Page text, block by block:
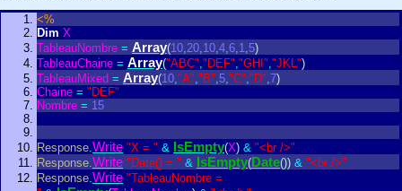
<%
Dim X
TableauNombre = Array(10,20,10,4,6,1,5)
TableauChaine = Array("ABC","DEF","GHI","JKL")
TableauMixed = Array(10,"A","B",5,"C","D",7)
Chaine = "DEF"
Nombre = 15
Response.Write "X = " & IsEmpty(X) & "<br />"
Response.Write "Date() = " & IsEmpty(Date()) & "<br />"
Response.Write "TableauNombre =